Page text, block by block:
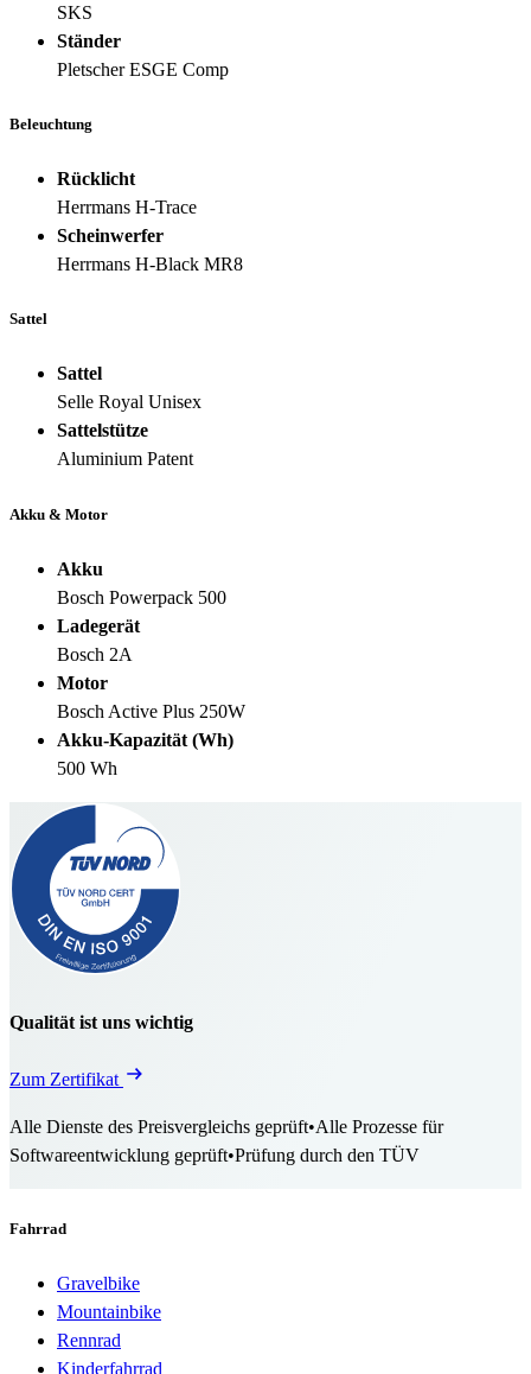
SKS
Ständer
Pletscher ESGE Comp
Beleuchtung
Rücklicht
Herrmans H-Trace
Scheinwerfer
Herrmans H-Black MR8
Sattel
Sattel
Selle Royal Unisex
Sattelstütze
Aluminium Patent
Akku & Motor
Akku
Bosch Powerpack 500
Ladegerät
Bosch 2A
Motor
Bosch Active Plus 250W
Akku-Kapazität (Wh)
500 Wh
Qualität ist uns wichtig
Zum Zertifikat
Alle Dienste des Preisvergleichs geprüft•Alle Prozesse für
Softwareentwicklung geprüft•Prüfung durch den TÜV
Fahrrad
Gravelbike
Mountainbike
Rennrad
Kinderfahrrad